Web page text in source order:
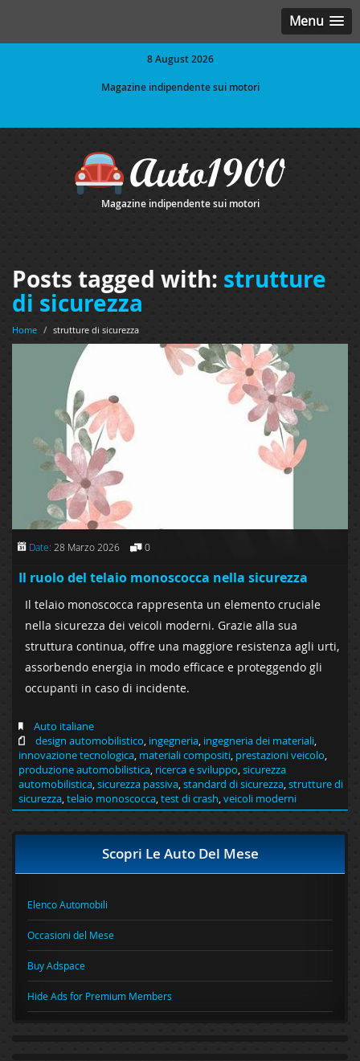
Menu
8 August 2026
Magazine indipendente sui motori
Magazine indipendente sui motori
Posts tagged with: strutture
di sicurezza
Home / strutture di sicurezza
Date: 28 Marzo 2026 0
Il ruolo del telaio monoscocca nella sicurezza
Il telaio monoscocca rappresenta un elemento cruciale
nella sicurezza dei veicoli moderni. Grazie alla sua
struttura continua, offre una maggiore resistenza agli urti,
assorbendo energia in modo efficace e proteggendo gli
occupanti in caso di incidente.
Auto italiane
design automobilistico, ingegneria, ingegneria dei materiali,
innovazione tecnologica, materiali compositi, prestazioni veicolo,
produzione automobilistica, ricerca e sviluppo,sicurezza
automobilistica,sicurezza passiva,standard di sicurezza,strutture di
sicurezza,telaio monoscocca,test di crash,veicoli moderni
Scopri Le Auto Del Mese
Elenco Automobili
Occasioni del Mese
Buy Adspace
Hide Ads for Premium Members